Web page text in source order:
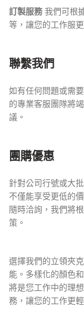
訂製服務 我們可根
等，讓您的工作服
聯繫我們
如有任何問題或需
的專業客服團隊將
議。
團購優惠
針對公司行號或大
不僅能享受更低的
隨時洽詢，我們將
策。
選擇我們的立領夾
能。多樣化的顏色
將是您工作中的理
務，讓您的工作更